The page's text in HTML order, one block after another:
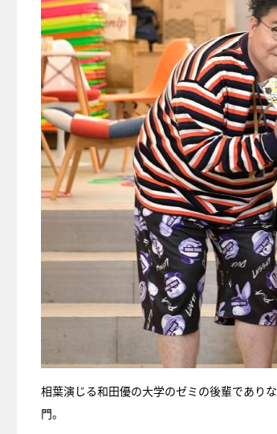
相葉演じる和田優の大学のゼミの後輩であり
門。